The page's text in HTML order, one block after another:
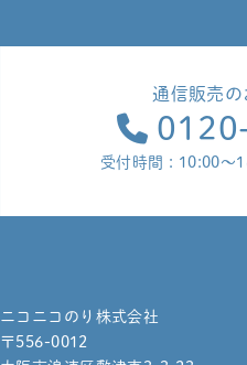
通信販売
受付時間 : 10:00～
ニコニコのり株式会社
〒556-0012